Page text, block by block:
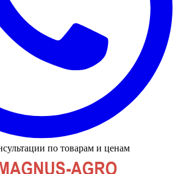
по товарам и ценам